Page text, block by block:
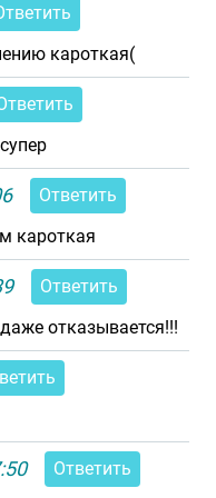
кароткая(
Ответить
кароткая
Ответить
отказывается!!!
Ответить